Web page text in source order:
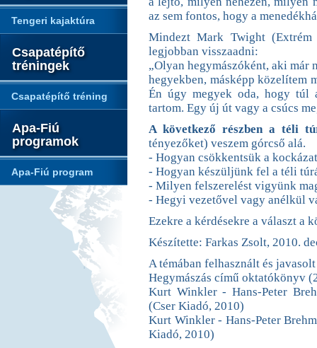
Tengeri kajaktúra
Csapatépítő
tréningek
Csapatépítő tréning
Apa-Fiú
programok
Apa-Fiú program
az sem fontos, hogy a
Mindezt Mark Twight (Extrém
legjobban visszaadni:
„Olyan hegymászóként, aki már
hegyekben, másképp közelítem
Én úgy megyek oda, hogy túl
tartom. Egy új út vagy a csúcs
A következő részben a téli
tényezőket) veszem górcső alá.
- Hogyan csökkentsük a
- Hogyan készüljünk fel a téli
- Milyen felszerelést vigyünk
- Hegyi vezetővel vagy anélkül
Ezekre a kérdésekre a választ a
Készítette: Farkas Zsolt, 2010.
A témában felhasznált és
Hegymászás című oktatókönyv
Kurt Winkler - Hans-Peter
(Cser Kiadó, 2010)
Kurt Winkler - Hans-Peter
Kiadó, 2010)